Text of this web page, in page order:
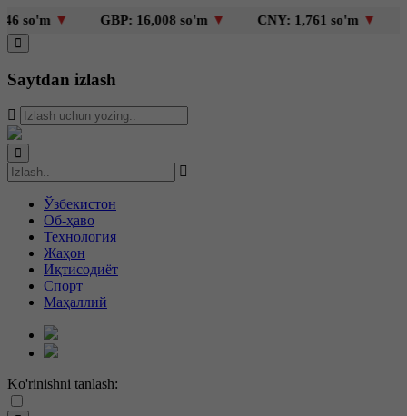
▼ GBP: 16,008 so'm▼ CNY: 1,761 so'm▼
Saytdan izlash
Ўзбекистон
Об-ҳаво
Технология
Жаҳон
Иқтисодиёт
Спорт
Маҳаллий
Ko'rinishni tanlash: